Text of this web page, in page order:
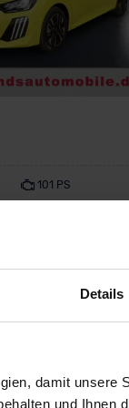
Details
damit
und Ihnen
101 PS